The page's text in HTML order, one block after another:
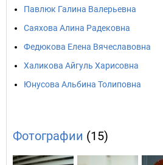
Павлюк Галина Валерьевна
Саяхова Алина Радековна
Федюкова Елена Вячеславовна
Халикова Айгуль Харисовна
Юнусова Альбина Толиповна
Фотографии (15)